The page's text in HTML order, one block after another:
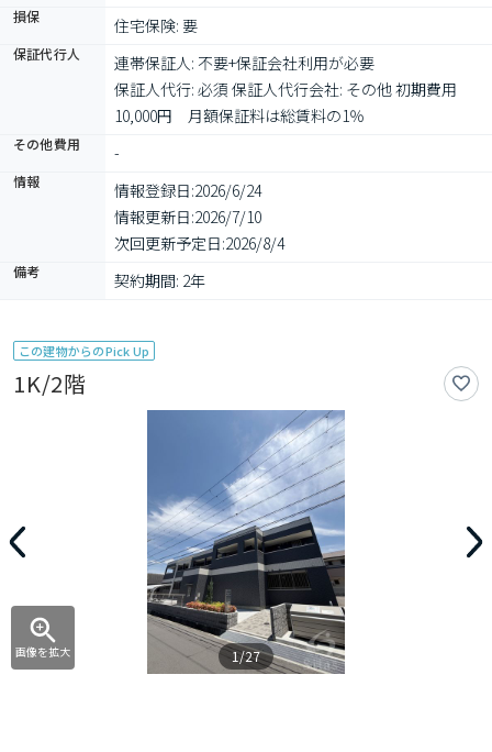
損保 住宅保険: 要
保証代行人
連帯保証人: 不要+保証会社利用が必要
保証人代行: 必須 保証人代行会社: その他 初期費用
10,000円　月額保証料は総賃料の1％
その他費用 -
情報 情報登録日:2026/6/24
情報更新日:2026/7/10
次回更新予定日:2026/8/4
備考 契約期間: 2年
この建物からのPick Up
1K/2階
画像を拡大 1/27